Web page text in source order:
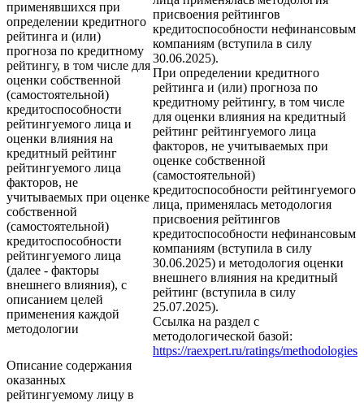
применявшихся при
определении кредитного
рейтинга и (или)
прогноза по кредитному
рейтингу, в том числе для
оценки собственной
(самостоятельной)
кредитоспособности
рейтингуемого лица и
оценки влияния на
кредитный рейтинг
рейтингуемого лица
факторов, не
учитываемых при оценке
собственной
(самостоятельной)
кредитоспособности
рейтингуемого лица
(далее - факторы
внешнего влияния), с
описанием целей
применения каждой
методологии
присвоения рейтингов
кредитоспособности нефинансовым
компаниям (вступила в силу
30.06.2025).
При определении кредитного
рейтинга и (или) прогноза по
кредитному рейтингу, в том числе
для оценки влияния на кредитный
рейтинг рейтингуемого лица
факторов, не учитываемых при
оценке собственной
(самостоятельной)
кредитоспособности рейтингуемого
лица, применялась методология
присвоения рейтингов
кредитоспособности нефинансовым
компаниям (вступила в силу
30.06.2025) и методология оценки
внешнего влияния на кредитный
рейтинг (вступила в силу
25.07.2025).
Ссылка на раздел с
методологической базой:
https://raexpert.ru/ratings/methodologies
Описание содержания
оказанных
рейтингуемому лицу в